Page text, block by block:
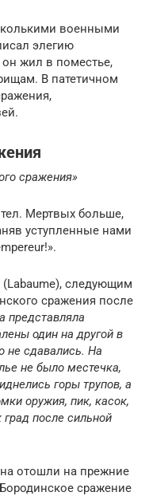
военными
элегию
он жил в поместье,
В патетичном
сражения»
Мертвых больше,
уступленные нами
(Labaume), следующим
сражения после
представляла
один на другой в
не сдавались. На
не было местечка,
горы трупов, а
оружия, пик, касок,
после сильной
отошли на прежние
сражение